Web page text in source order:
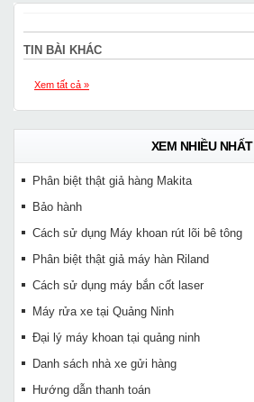
TIN BÀI KHÁC
Xem tất cả »
XEM NHIỀU NHẤT
Phân biệt thật giả hàng Makita
Bảo hành
Cách sử dụng Máy khoan rút lõi bê tông
Phân biệt thật giả máy hàn Riland
Cách sử dụng máy bắn cốt laser
Máy rửa xe tại Quảng Ninh
Đại lý máy khoan tại quảng ninh
Danh sách nhà xe gửi hàng
Hướng dẫn thanh toán